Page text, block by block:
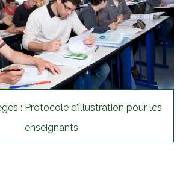
: Protocole d’illustration pour les
enseignants